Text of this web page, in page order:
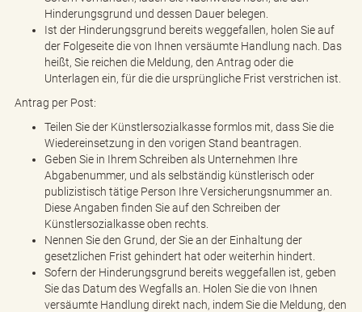
Hinderungsgrund und dessen Dauer belegen.
Ist der Hinderungsgrund bereits weggefallen, holen Sie auf
der Folgeseite die von Ihnen versäumte Handlung nach. Das
heißt, Sie reichen die Meldung, den Antrag oder die
Unterlagen ein, für die die ursprüngliche Frist verstrichen ist.
Antrag per Post:
Teilen Sie der Künstlersozialkasse formlos mit, dass Sie die
Wiedereinsetzung in den vorigen Stand beantragen.
Geben Sie in Ihrem Schreiben als Unternehmen Ihre
Abgabenummer, und als selbständig künstlerisch oder
publizistisch tätige Person Ihre Versicherungsnummer an.
Diese Angaben finden Sie auf den Schreiben der
Künstlersozialkasse oben rechts.
Nennen Sie den Grund, der Sie an der Einhaltung der
gesetzlichen Frist gehindert hat oder weiterhin hindert.
Sofern der Hinderungsgrund bereits weggefallen ist, geben
Sie das Datum des Wegfalls an. Holen Sie die von Ihnen
versäumte Handlung direkt nach, indem Sie die Meldung, den